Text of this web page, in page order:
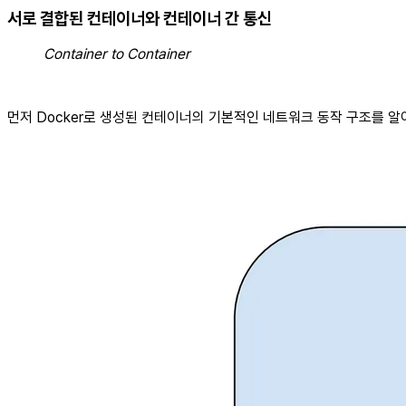
서로 결합된 컨테이너와 컨테이너 간 통신
Container to Container
먼저 Docker로 생성된 컨테이너의 기본적인 네트워크 동작 구조를 알